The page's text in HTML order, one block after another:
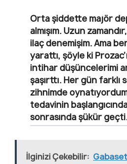
Orta şiddette majör
almışım. Uzun
ilaç denemişim. Ama
yarattı, şöyle ki
intihar düşüncelerimi
şaşırttı. Her gün farklı
zihnimde
tedavinin
sonrasında şükür
İlginizi Çekebilir: